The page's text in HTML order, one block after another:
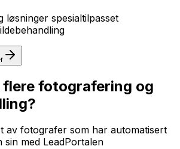
løsninger spesialtilpasset
flere fotografering og
av fotografer som har automatisert
sin med LeadPortalen